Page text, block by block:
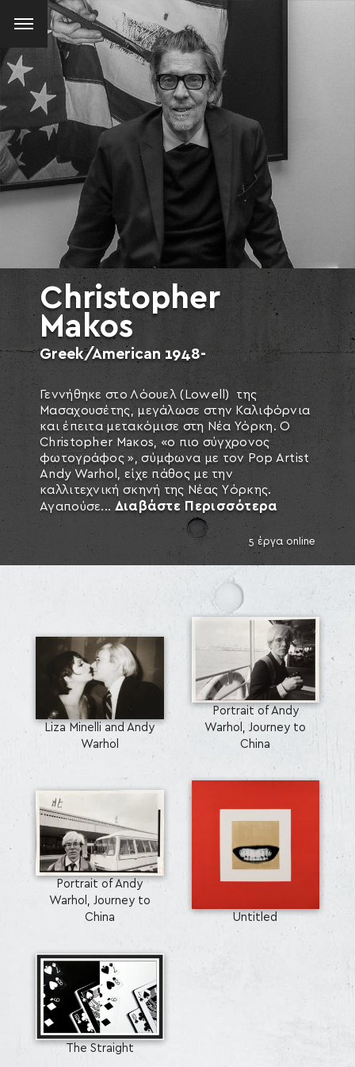
SEARCH AND PRESS ENTER
Christopher
Makos
Greek/American1948-
Γεννήθηκε στο Λόουελ (Lowell) της
Μασαχουσέτης, μεγάλωσε στην Καλιφόρνια
και έπειτα μετακόμισε στη Νέα Υόρκη. O
Christopher Μaκos, «ο πιο σύγχρονος
φωτογράφος », σύμφωνα με τον Pop Artist
Andy Warhol, είχε πάθος με την
καλλιτεχνική σκηνή της Νέας Yόρκης.
Αγαπούσε... Διαβάστε Περισσότερα
5 έργα online
Liza Minelli and Andy
Warhol
Portrait of Andy
Warhol, Journey to
China
Portrait of Andy
Warhol, Journey to
China
Untitled
The Straight